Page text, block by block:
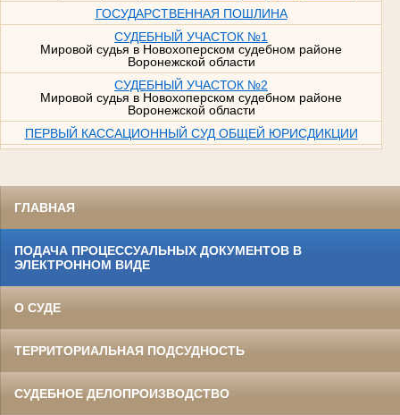
ГОСУДАРСТВЕННАЯ ПОШЛИНА
СУДЕБНЫЙ УЧАСТОК №1
Мировой судья в Новохоперском судебном районе
Воронежской области
СУДЕБНЫЙ УЧАСТОК №2
Мировой судья в Новохоперском судебном районе
Воронежской области
ПЕРВЫЙ КАССАЦИОННЫЙ СУД ОБЩЕЙ ЮРИСДИКЦИИ
ГЛАВНАЯ
ПОДАЧА ПРОЦЕССУАЛЬНЫХ ДОКУМЕНТОВ В
ЭЛЕКТРОННОМ ВИДЕ
О СУДЕ
ТЕРРИТОРИАЛЬНАЯ ПОДСУДНОСТЬ
СУДЕБНОЕ ДЕЛОПРОИЗВОДСТВО